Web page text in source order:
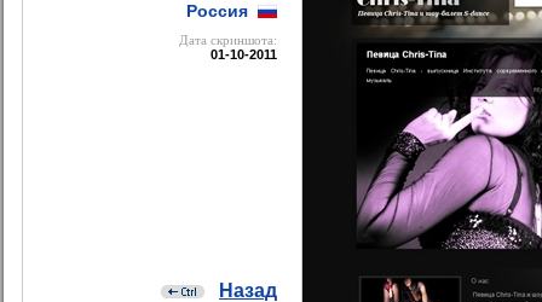
Россия
Дата cкриншота:
01-10-2011
Назад